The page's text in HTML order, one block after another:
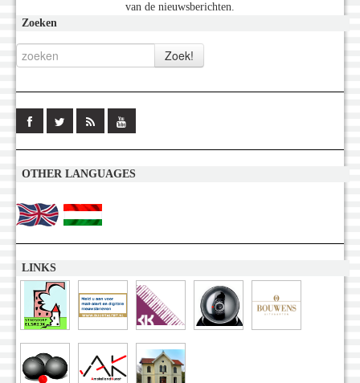
van de nieuwsberichten.
Zoeken
OTHER LANGUAGES
LINKS